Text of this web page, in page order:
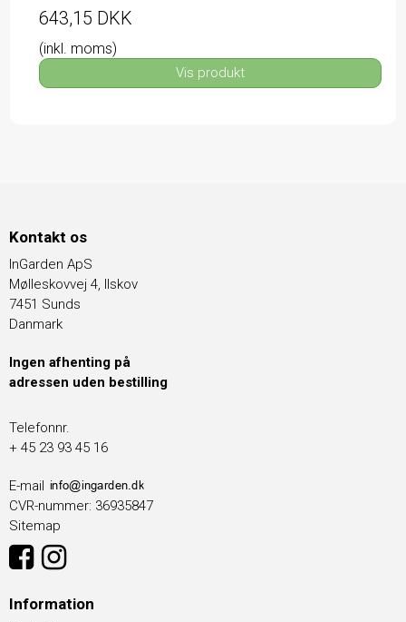
643,15 DKK
(inkl. moms)
Vis produkt
Kontakt os
InGarden ApS
Mølleskovvej 4, Ilskov
7451 Sunds
Danmark
Ingen afhenting på
adressen uden bestilling
Telefonnr.
+ 45 23 93 45 16
E-mail
CVR-nummer: 36935847
Sitemap
Information